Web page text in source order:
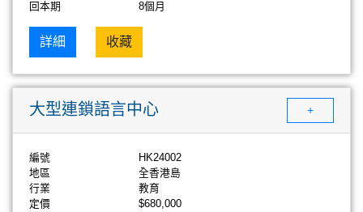
回本期 8個月
詳細 收藏
大型連鎖語言中心 +
編號
HK24002
地區
全香港島
行業
教育
定價
$680,000